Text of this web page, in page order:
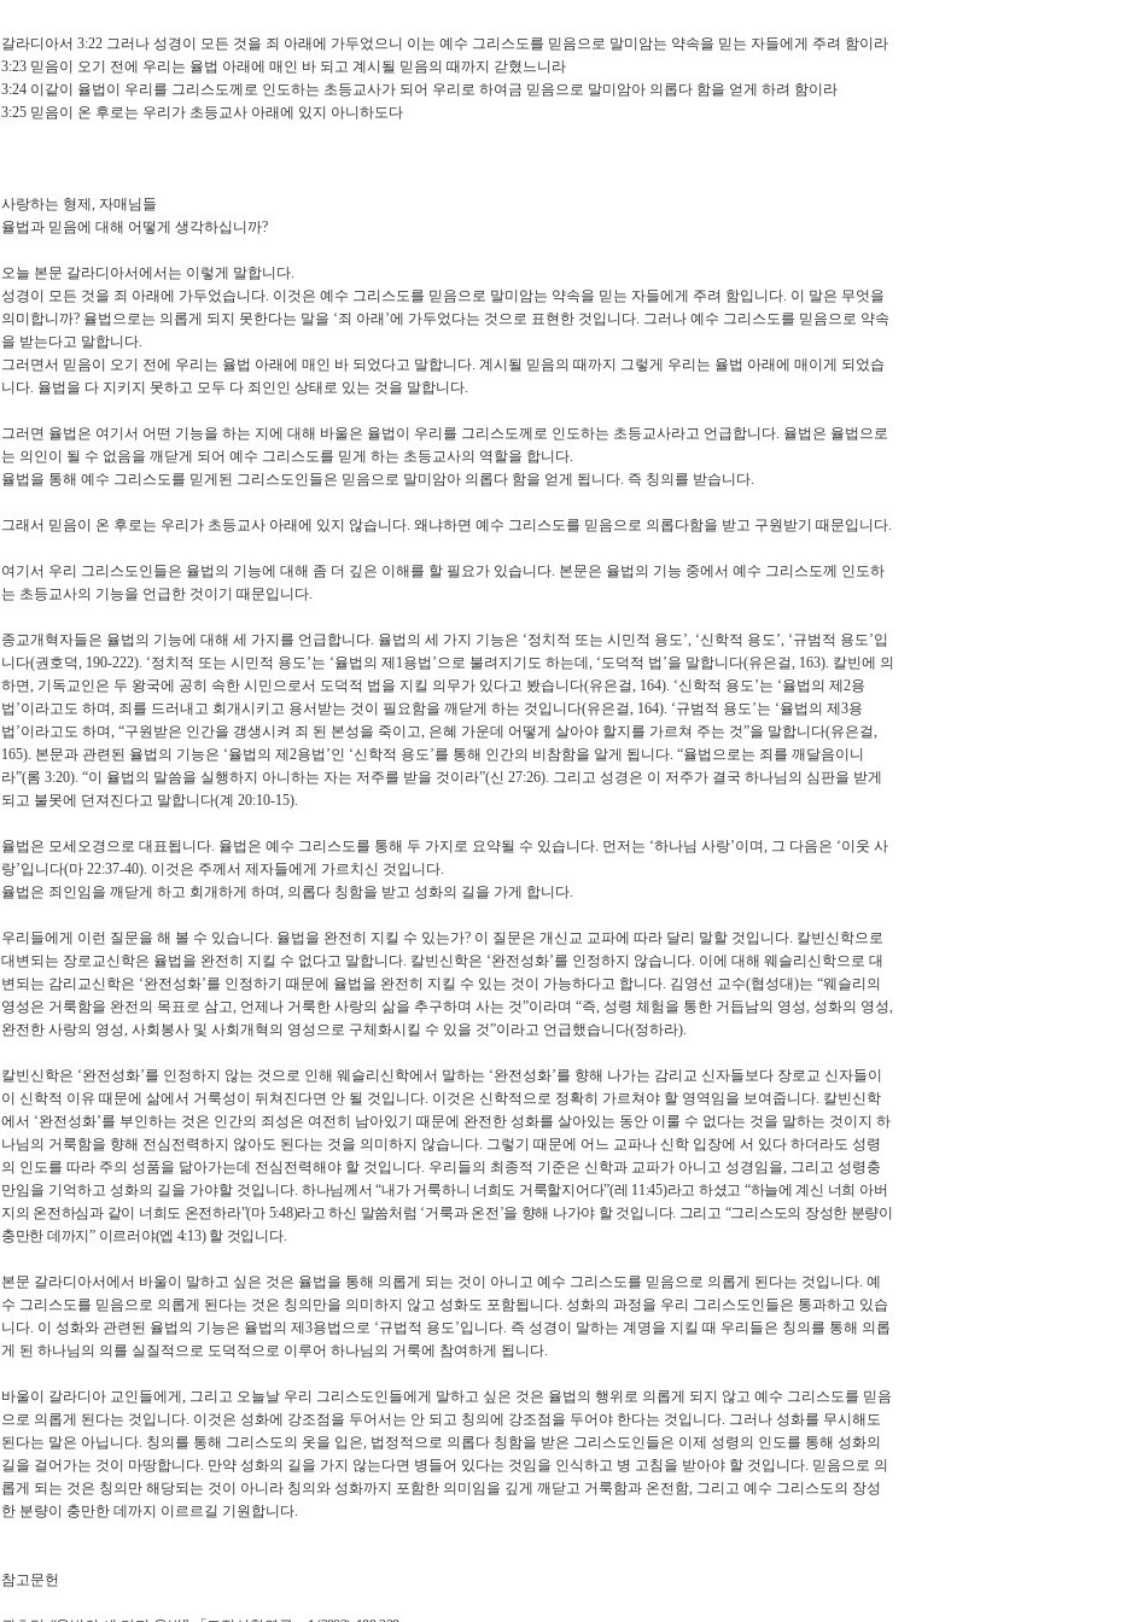
갈라디아서 3:22 그러나 성경이 모든 것을 죄 아래에 가두었으니 이는 예수 그리스도를 믿음으로 말미암는 약속을 믿는 자들에게 주려 함이라
3:23 믿음이 오기 전에 우리는 율법 아래에 매인 바 되고 계시될 믿음의 때까지 갇혔느니라
3:24 이같이 율법이 우리를 그리스도께로 인도하는 초등교사가 되어 우리로 하여금 믿음으로 말미암아 의롭다 함을 얻게 하려 함이라
3:25 믿음이 온 후로는 우리가 초등교사 아래에 있지 아니하도다
사랑하는 형제 , 자매님들
율법과 믿음에 대해 어떻게 생각하십니까?
오늘 본문 갈라디아서에서는 이렇게 말합니다.
성경이 모든 것을 죄 아래에 가두었습니다. 이것은 예수 그리스도를 믿음으로 말미암는 약속을 믿는 자들에게 주려 함입니다. 이 말은 무엇을
의미합니까? 율법으로는 의롭게 되지 못한다는 말을 ‘죄 아래 ’에 가두었다는 것으로 표현한 것입니다. 그러나 예수 그리스도를 믿음으로 약속
을 받는다고 말합니다.
그러면서 믿음이 오기 전에 우리는 율법 아래에 매인 바 되었다고 말합니다. 계시될 믿음의 때까지 그렇게 우리는 율법 아래에 매이게 되었습
니다. 율법을 다 지키지 못하고 모두 다 죄인인 상태로 있는 것을 말합니다.
그러면 율법은 여기서 어떤 기능을 하는 지에 대해 바울은 율법이 우리를 그리스도께로 인도하는 초등교사라고 언급합니다. 율법은 율법으로
는 의인이 될 수 없음을 깨닫게 되어 예수 그리스도를 믿게 하는 초등교사의 역할을 합니다.
율법을 통해 예수 그리스도를 믿게된 그리스도인들은 믿음으로 말미암아 의롭다 함을 얻게 됩니다. 즉 칭의를 받습니다.
그래서 믿음이 온 후로는 우리가 초등교사 아래에 있지 않습니다. 왜냐하면 예수 그리스도를 믿음으로 의롭다함을 받고 구원받기 때문입니다.
여기서 우리 그리스도인들은 율법의 기능에 대해 좀 더 깊은 이해를 할 필요가 있습니다. 본문은 율법의 기능 중에서 예수 그리스도께 인도하
는 초등교사의 기능을 언급한 것이기 때문입니다.
종교개혁자들은 율법의 기능에 대해 세 가지를 언급합니다. 율법의 세 가지 기능은 ‘정치적 또는 시민적 용도’, ‘신학적 용도’, ‘규범적 용도’입
니다(권호덕, 190-222). ‘정치적 또는 시민적 용도’는 ‘율법의 제 1용법 ’으로 불려지기도 하는데 , ‘도덕적 법 ’을 말합니다(유은걸, 163). 칼빈에 의
하면, 기독교인은 두 왕국에 공히 속한 시민으로서 도덕적 법을 지킬 의무가 있다고 봤습니다(유은걸, 164). ‘신학적 용도’는 ‘율법의 제 2용
법 ’이라고도 하며, 죄를 드러내고 회개시키고 용서받는 것이 필요함을 깨닫게 하는 것입니다(유은걸, 164). ‘규범적 용도’는 ‘율법의 제 3용
법 ’이라고도 하며, “구원받은 인간을 갱생시켜 죄 된 본성을 죽이고, 은혜 가운데 어떻게 살아야 할지를 가르쳐 주는 것”을 말합니다(유은걸,
165). 본문과 관련된 율법의 기능은 ‘율법의 제 2용법 ’인 ‘신학적 용도’를 통해 인간의 비참함을 알게 됩니다. “율법으로는 죄를 깨달음이니
라”(롬 3:20). “이 율법의 말씀을 실행하지 아니하는 자는 저주를 받을 것이라”(신 27:26). 그리고 성경은 이 저주가 결국 하나님의 심판을 받게
되고 불못에 던져진다고 말합니다(계 20:10-15).
율법은 모세오경으로 대표됩니다. 율법은 예수 그리스도를 통해 두 가지로 요약될 수 있습니다. 먼저는 ‘하나님 사랑’이며, 그 다음은 ‘이웃 사
랑’입니다(마 22:37-40). 이것은 주께서 제자들에게 가르치신 것입니다.
율법은 죄인임을 깨닫게 하고 회개하게 하며, 의롭다 칭함을 받고 성화의 길을 가게 합니다.
우리들에게 이런 질문을 해 볼 수 있습니다. 율법을 완전히 지킬 수 있는가? 이 질문은 개신교 교파에 따라 달리 말할 것입니다. 칼빈신학으로
대변되는 장로교신학은 율법을 완전히 지킬 수 없다고 말합니다. 칼빈신학은 ‘완전성화’를 인정하지 않습니다. 이에 대해 웨슬리신학으로 대
변되는 감리교신학은 ‘완전성화’를 인정하기 때문에 율법을 완전히 지킬 수 있는 것이 가능하다고 합니다. 김영선 교수(협성대)는 “웨슬리의
영성은 거룩함을 완전의 목표로 삼고, 언제나 거룩한 사랑의 삶을 추구하며 사는 것”이라며 “즉, 성령 체험을 통한 거듭남의 영성, 성화의 영성,
완전한 사랑의 영성, 사회봉사 및 사회개혁의 영성으로 구체화시킬 수 있을 것”이라고 언급했습니다(정하라).
칼빈신학은 ‘완전성화’를 인정하지 않는 것으로 인해 웨슬리신학에서 말하는 ‘완전성화’를 향해 나가는 감리교 신자들보다 장로교 신자들이
이 신학적 이유 때문에 삶에서 거룩성이 뒤쳐진다면 안 될 것입니다. 이것은 신학적으로 정확히 가르쳐야 할 영역임을 보여줍니다. 칼빈신학
에서 ‘완전성화’를 부인하는 것은 인간의 죄성은 여전히 남아있기 때문에 완전한 성화를 살아있는 동안 이룰 수 없다는 것을 말하는 것이지 하
나님의 거룩함을 향해 전심전력하지 않아도 된다는 것을 의미하지 않습니다. 그렇기 때문에 어느 교파나 신학 입장에 서 있다 하더라도 성령
의 인도를 따라 주의 성품을 닮아가는데 전심전력해야 할 것입니다. 우리들의 최종적 기준은 신학과 교파가 아니고 성경임을, 그리고 성령충
만임을 기억하고 성화의 길을 가야할 것입니다. 하나님께서“내가 거룩하니 너희도 거룩할지어다”(레 11:45)라고 하셨고 “하늘에 계신 너희 아버
지의 온전하심과 같이 너희도 온전하라”(마 5:48)라고 하신 말씀처럼 ‘거룩과 온전 ’을 향해 나가야 할 것입니다. 그리고 “그리스도의 장성한 분량이
충만한 데까지” 이르러야(엡 4:13) 할 것입니다.
본문 갈라디아서에서 바울이 말하고 싶은 것은 율법을 통해 의롭게 되는 것이 아니고 예수 그리스도를 믿음으로 의롭게 된다는 것입니다. 예
수 그리스도를 믿음으로 의롭게 된다는 것은 칭의만을 의미하지 않고 성화도 포함됩니다. 성화의 과정을 우리 그리스도인들은 통과하고 있습
니다. 이 성화와 관련된 율법의 기능은 율법의 제 3용법으로 ‘규법적 용도’입니다. 즉 성경이 말하는 계명을 지킬 때 우리들은 칭의를 통해 의롭
게 된 하나님의 의를 실질적으로 도덕적으로 이루어 하나님의 거룩에 참여하게 됩니다.
바울이 갈라디아 교인들에게 , 그리고 오늘날 우리 그리스도인들에게 말하고 싶은 것은 율법의 행위로 의롭게 되지 않고 예수 그리스도를 믿음
으로 의롭게 된다는 것입니다. 이것은 성화에 강조점을 두어서는 안 되고 칭의에 강조점을 두어야 한다는 것입니다. 그러나 성화를 무시해도
된다는 말은 아닙니다. 칭의를 통해 그리스도의 옷을 입은, 법정적으로 의롭다 칭함을 받은 그리스도인들은 이제 성령의 인도를 통해 성화의
길을 걸어가는 것이 마땅합니다. 만약 성화의 길을 가지 않는다면 병들어 있다는 것임을 인식하고 병 고침을 받아야 할 것입니다. 믿음으로 의
롭게 되는 것은 칭의만 해당되는 것이 아니라 칭의와 성화까지 포함한 의미임을 깊게 깨닫고 거룩함과 온전함, 그리고 예수 그리스도의 장성
한 분량이 충만한 데까지 이르르길 기원합니다.
참고문헌